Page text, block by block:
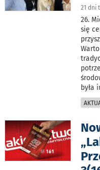
21 dni
26.
się
była